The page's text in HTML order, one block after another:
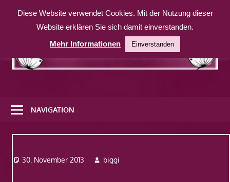
Inhalt
weitere
Website
NAVIGATION
30. November 2013 biggi
Diese Website verwendet Cookies. Mit der Nutzung dieser
Website erklären Sie sich damit einverstanden.
Mehr Informationen
Einverstanden